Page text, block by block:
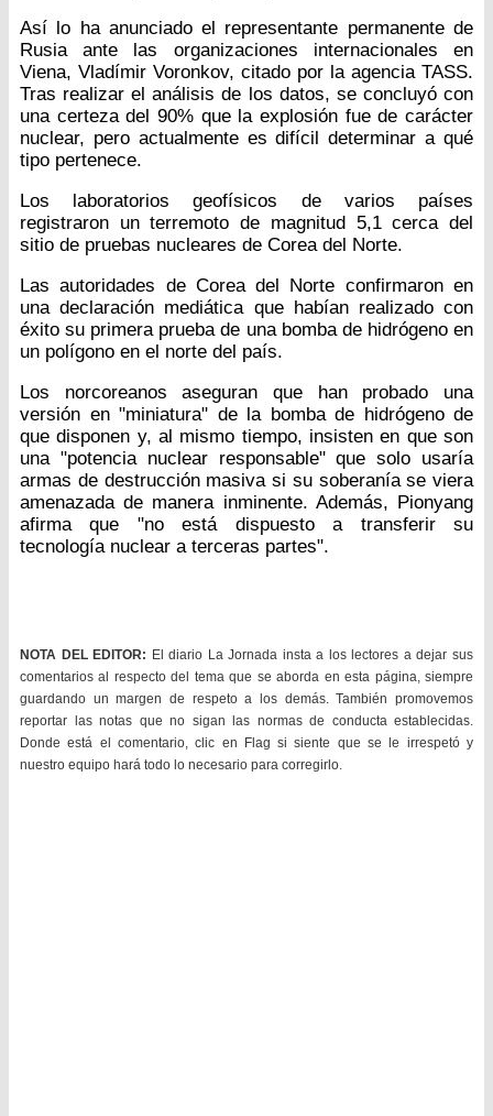
Así lo ha anunciado el representante permanente de
Rusia ante las organizaciones internacionales en
Viena, Vladímir Voronkov, citado por la agencia TASS.
Tras realizar el análisis de los datos, se concluyó con
una certeza del 90% que la explosión fue de carácter
nuclear, pero actualmente es difícil determinar a qué
tipo pertenece.
Los laboratorios geofísicos de varios países
registraron un terremoto de magnitud 5,1 cerca del
sitio de pruebas nucleares de Corea del Norte.
Las autoridades de Corea del Norte confirmaron en
una declaración mediática que habían realizado con
éxito su primera prueba de una bomba de hidrógeno en
un polígono en el norte del país.
Los norcoreanos aseguran que han probado una
versión en "miniatura" de la bomba de hidrógeno de
que disponen y, al mismo tiempo, insisten en que son
una "potencia nuclear responsable" que solo usaría
armas de destrucción masiva si su soberanía se viera
amenazada de manera inminente. Además, Pionyang
afirma que "no está dispuesto a transferir su
tecnología nuclear a terceras partes".
NOTA DEL EDITOR: El diario La Jornada insta a los lectores a dejar sus
comentarios al respecto del tema que se aborda en esta página, siempre
guardando un margen de respeto a los demás. También promovemos
reportar las notas que no sigan las normas de conducta establecidas.
Donde está el comentario, clic en Flag si siente que se le irrespetó y
nuestro equipo hará todo lo necesario para corregirlo.